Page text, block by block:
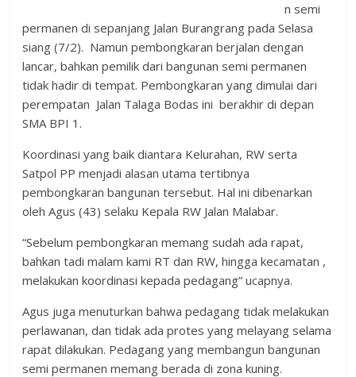
n semi
permanen di sepanjang Jalan Burangrang pada Selasa
siang (7/2). Namun pembongkaran berjalan dengan
lancar, bahkan pemilik dari bangunan semi permanen
tidak hadir di tempat. Pembongkaran yang dimulai dari
perempatan Jalan Talaga Bodas ini berakhir di depan
SMA BPI 1.
Koordinasi yang baik diantara Kelurahan, RW serta
Satpol PP menjadi alasan utama tertibnya
pembongkaran bangunan tersebut. Hal ini dibenarkan
oleh Agus (43) selaku Kepala RW Jalan Malabar.
“Sebelum pembongkaran memang sudah ada rapat,
bahkan tadi malam kami RT dan RW, hingga kecamatan ,
melakukan koordinasi kepada pedagang” ucapnya.
Agus juga menuturkan bahwa pedagang tidak melakukan
perlawanan, dan tidak ada protes yang melayang selama
rapat dilakukan. Pedagang yang membangun bangunan
semi permanen memang berada di zona kuning.